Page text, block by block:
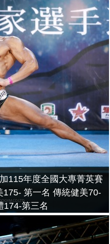
115年度全國大專菁英賽
第一名 傳統健美70-
174-第三名